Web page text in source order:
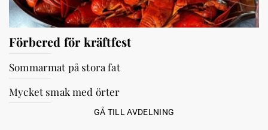
Förbered för kräftfest
Sommarmat på stora fat
Mycket smak med örter
GÅ TILL AVDELNING